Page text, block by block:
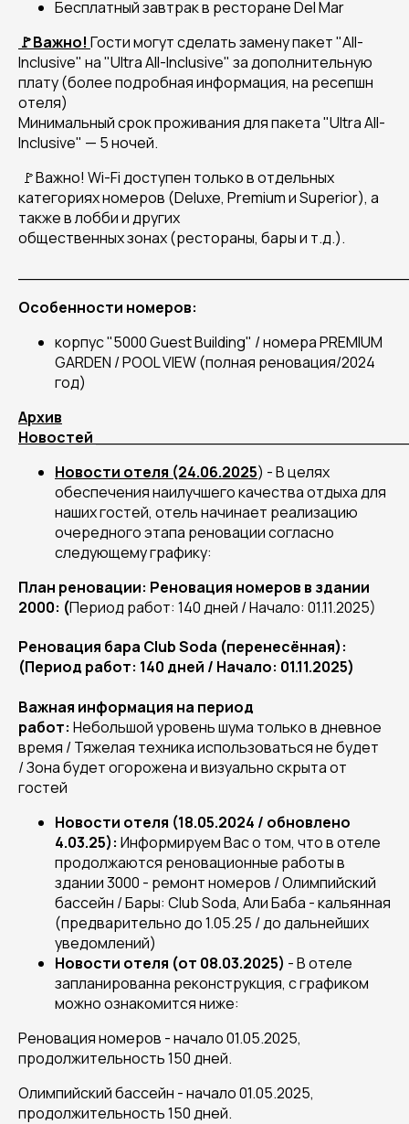
Бесплатный завтрак в ресторане Del Mar
🚩Важно! Гости могут сделать замену пакет "All-
Inclusive" на "Ultra All-Inclusive" за дополнительную
плату (более подробная информация, на ресепшн
отеля)
Минимальный срок проживания для пакета "Ultra All-
Inclusive" — 5 ночей.
🚩Важно! Wi-Fi доступен только в отдельных
категориях номеров (Deluxe, Premium и Superior), а
также в лобби и других
общественных зонах (рестораны, бары и т.д.).
Особенности номеров:
корпус "5000 Guest Building" / номера PREMIUM
GARDEN / POOL VIEW (полная реновация/2024
год)
Архив
Новостей
Новости отеля (24.06.2025) - В целях
обеспечения наилучшего качества отдыха для
наших гостей, отель начинает реализацию
очередного этапа реновации согласно
следующему графику:
План реновации: Реновация номеров в здании
2000: (Период работ: 140 дней / Начало: 01.11.2025)
Реновация бара Club Soda (перенесённая):
(Период работ: 140 дней / Начало: 01.11.2025)
Важная информация на период
работ: Небольшой уровень шума только в дневное
время / Тяжелая техника использоваться не будет
/ Зона будет огорожена и визуально скрыта от
гостей
Новости отеля (18.05.2024 / обновлено
4.03.25): Информируем Вас о том, что в отеле
продолжаются реновационные работы в
здании 3000 - ремонт номеров / Олимпийский
бассейн / Бары: Club Soda, Али Баба - кальянная
(предварительно до 1.05.25 / до дальнейших
уведомлений)
Новости отеля (от 08.03.2025) - В отеле
запланированна реконструкция, с графиком
можно ознакомится ниже:
Реновация номеров - начало 01.05.2025,
продолжительность 150 дней.
Олимпийский бассейн - начало 01.05.2025,
продолжительность 150 дней.